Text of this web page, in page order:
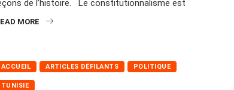
de l’histoire. Le constitutionnalisme est
MORE
ACCUEIL ARTICLES DÉFILANTS POLITIQUE
TUNISIE